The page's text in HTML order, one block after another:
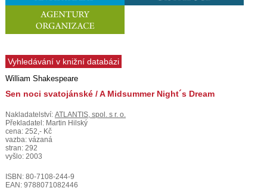
Vyhledávání v knižní databázi
William Shakespeare
Sen noci svatojánské / A Midsummer Night´s Dream
Nakladatelství: ATLANTIS, spol. s r. o.
Překladatel: Martin Hilský
cena: 252,- Kč
vazba: vázaná
stran: 292
vyšlo: 2003
ISBN: 80-7108-244-9
EAN: 9788071082446